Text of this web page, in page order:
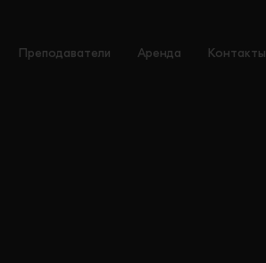
Преподаватели Аренда Контакты